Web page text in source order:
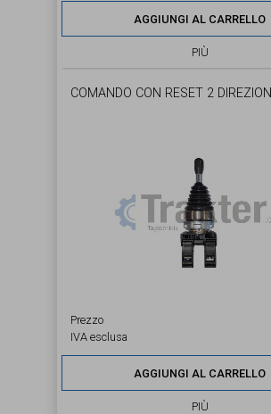
AGGIUNGI AL CARRELLO
PIÙ
COMANDO CON RESET 2 DIREZIONI
Prezzo
IVA esclusa
AGGIUNGI AL CARRELLO
PIÙ